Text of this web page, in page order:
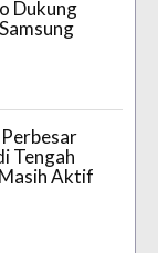
Dukung
Tengah
Aktif